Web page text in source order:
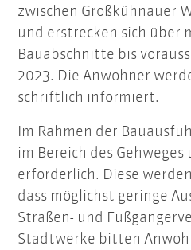
zwischen Großkühnauer
und erstrecken sich über
Bauabschnitte bis
2023. Die Anwohner
schriftlich informiert.
Im Rahmen der
im Bereich des
erforderlich. Diese
dass möglichst geringe
Straßen- und
Stadtwerke bitten